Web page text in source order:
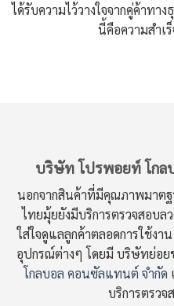
ได้รับความไว้วางใจจากคู่ค้าทา
นี้คือความสำเ
บริษัท โปรพอยท์ โกล
นอกจากสินค้าที่มีคุณภาพมาตฐ
ไทยมุ้ยยังมีบริการตรวจสอบ
ใส่ใจดูแลลูกค้าตลอดการใช้งา
อุปกรณ์ต่างๆ โดยมี บริษัทย่อย
โกลบอล คอนซัลแทนต์ จำกัด
บริการตรว